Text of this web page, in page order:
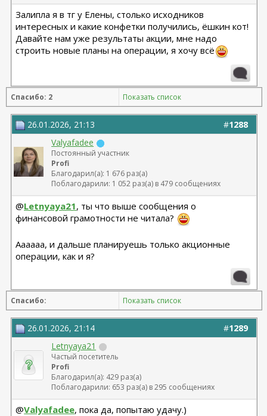
Залипла я в тг у Елены, столько исходников
интересных и какие конфетки получились, ёшкин кот!
Давайте нам уже результаты акции, мне надо
строить новые планы на операции, я хочу всё
Спасибо: 2 Показать список
#1288
26.01.2026, 21:13
Valyafadee
Постоянный участник
Profi
Благодарил(а): 1 676 раз(а)
Поблагодарили: 1 052 раз(а) в 479 сообщениях
@Letnyaya21, ты что выше сообщения о
финансовой грамотности не читала?
Аааааа, и дальше планируешь только акционные
операции, как и я?
Спасибо: Показать список
#1289
26.01.2026, 21:14
Letnyaya21
Частый посетитель
Profi
Благодарил(а): 429 раз(а)
Поблагодарили: 653 раз(а) в 295 сообщениях
@Valyafadee, пока да, попытаю удачу.)